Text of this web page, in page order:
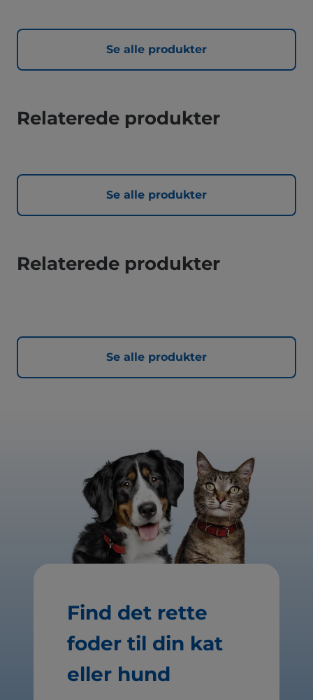
Se alle produkter
Relaterede produkter
Se alle produkter
Relaterede produkter
Se alle produkter
Find det rette
foder til din kat
eller hund